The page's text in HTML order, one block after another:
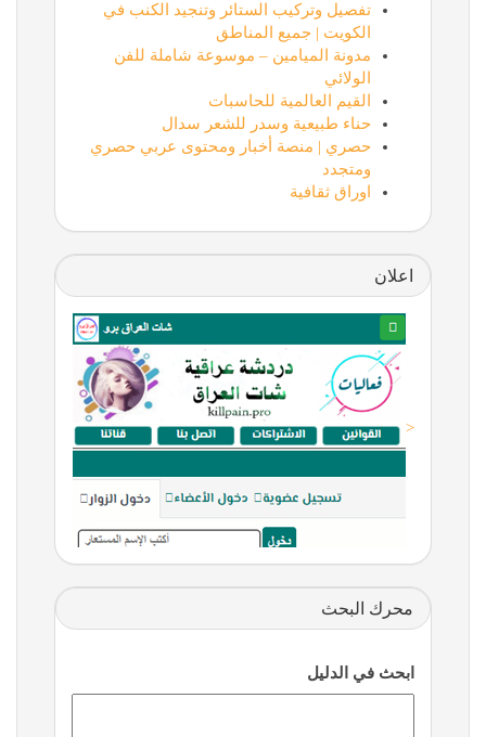
تفصيل وتركيب الستائر وتنجيد الكنب في
الكويت | جميع المناطق
مدونة الميامين – موسوعة شاملة للفن
الولائي
القيم العالمية للحاسبات
حناء طبيعية وسدر للشعر سدال
حصري | منصة أخبار ومحتوى عربي حصري
ومتجدد
اوراق ثقافية
اعلان
<
محرك البحث
ابحث في الدليل